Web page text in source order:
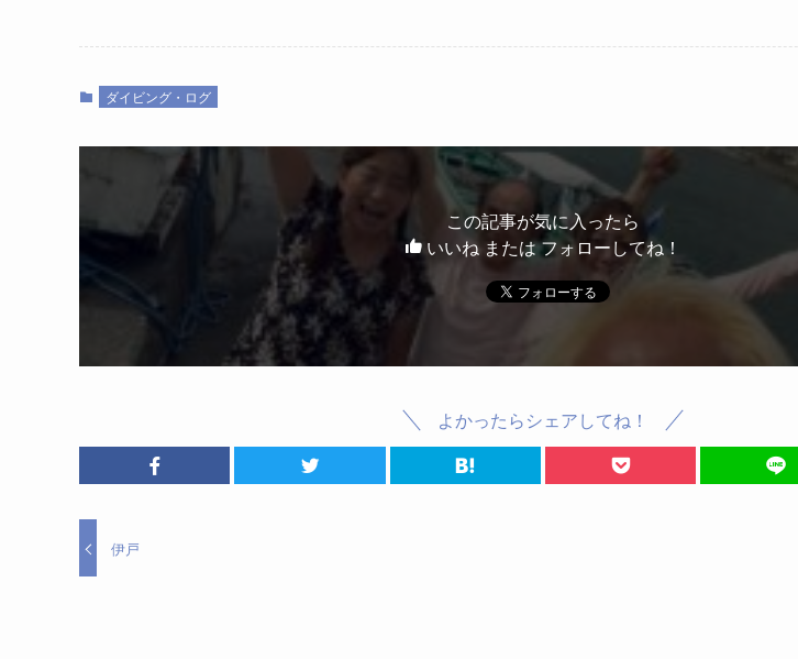
ダイビング・ログ
この記事が気に入ったら
いいね または フォローしてね！
よかったらシェアしてね！
伊戸